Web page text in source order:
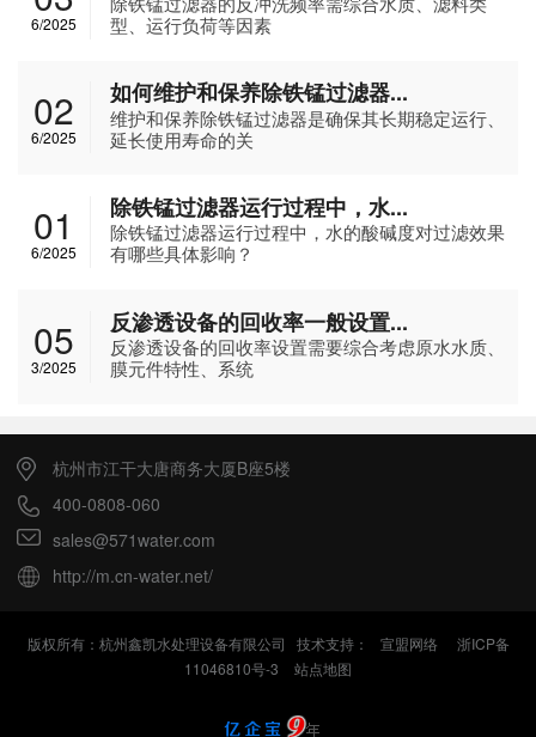
6/2025
型、运行负荷等因素
02
6/2025
如何维护和保养除铁锰过滤器...
维护和保养除铁锰过滤器是确保其长期稳定运行、
延长使用寿命的关
01
6/2025
除铁锰过滤器运行过程中，水...
除铁锰过滤器运行过程中，水的酸碱度对过滤效果
有哪些具体影响？
05
3/2025
反渗透设备的回收率一般设置...
反渗透设备的回收率设置需要综合考虑原水水质、
膜元件特性、系统
杭州市江干大唐商务大厦B座5楼
400-0808-060
sales@571water.com
http://m.cn-water.net/
版权所有：杭州鑫凯水处理设备有限公司 技术支持： 宣盟网络
浙ICP备
11046810号-3
站点地图